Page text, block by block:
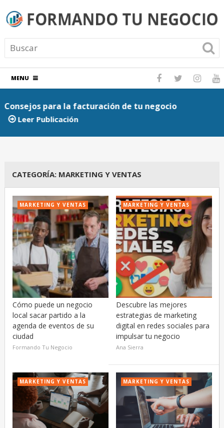
MENU
Consejos para la facturación de tu negocio
Leer Publicación
CATEGORÍA: MARKETING Y VENTAS
MARKETING Y VENTAS
Cómo puede un negocio
local sacar partido a la
agenda de eventos de su
ciudad
Formando Tu Negocio
MARKETING Y VENTAS
Descubre las mejores
estrategias de marketing
digital en redes sociales para
impulsar tu negocio
Ana Sierra
MARKETING Y VENTAS MARKETING Y VENTAS